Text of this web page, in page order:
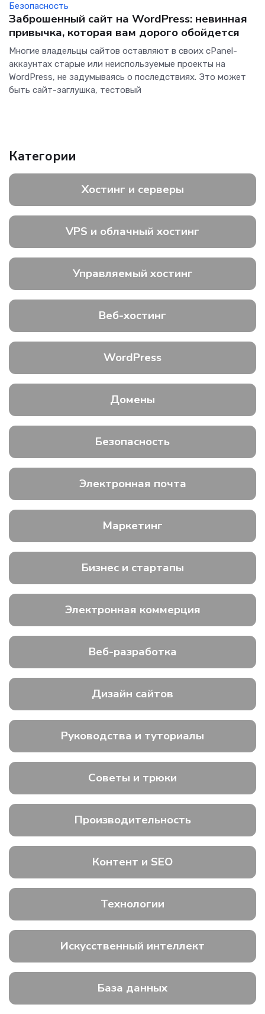
Безопасность
Заброшенный сайт на WordPress: невинная
привычка, которая вам дорого обойдется
Многие владельцы сайтов оставляют в своих cPanel-
аккаунтах старые или неиспользуемые проекты на
WordPress, не задумываясь о последствиях. Это может
быть сайт-заглушка, тестовый
Категории
Хостинг и серверы
VPS и облачный хостинг
Управляемый хостинг
Веб-хостинг
WordPress
Домены
Безопасность
Электронная почта
Маркетинг
Бизнес и стартапы
Электронная коммерция
Веб-разработка
Дизайн сайтов
Руководства и туториалы
Советы и трюки
Производительность
Контент и SEO
Технологии
Искусственный интеллект
База данных